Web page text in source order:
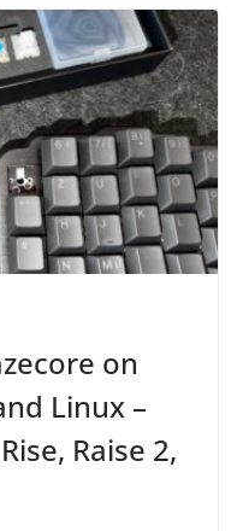
on
Linux –
Raise 2,